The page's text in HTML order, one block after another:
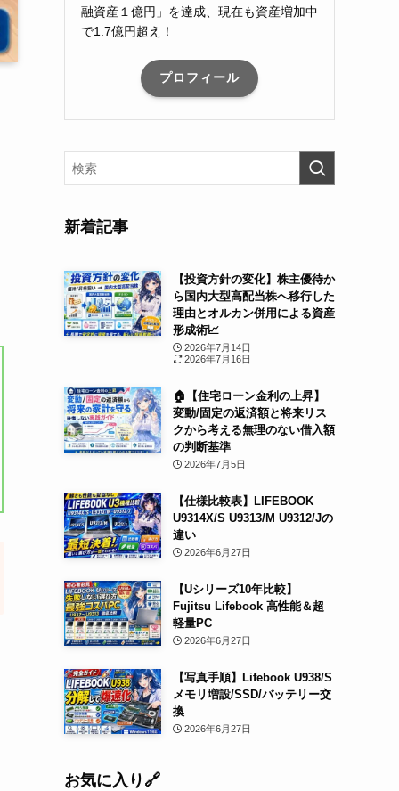
融資産１億円」を達成、現在も資産増加中
で1.7億円超え！
プロフィール
新着記事
【投資方針の変化】株主優待か
ら国内大型高配当株へ移行した
理由とオルカン併用による資産
形成術📈
2026年7月14日
2026年7月16日
🏠【住宅ローン金利の上昇】
変動/固定の返済額と将来リス
クから考える無理のない借入額
の判断基準
2026年7月5日
【仕様比較表】LIFEBOOK
U9314X/S U9313/M U9312/Jの
違い
2026年6月27日
【Uシリーズ10年比較】
Fujitsu Lifebook 高性能＆超
軽量PC
2026年6月27日
【写真手順】Lifebook U938/S
メモリ増設/SSD/バッテリー交
換
2026年6月27日
お気に入り🔗